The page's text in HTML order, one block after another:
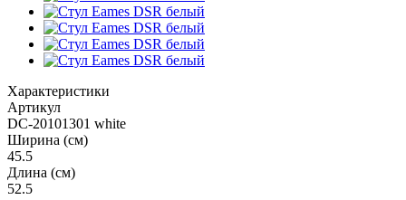
Характеристики
Артикул
DC-20101301 white
Ширина (см)
45.5
Длина (см)
52.5